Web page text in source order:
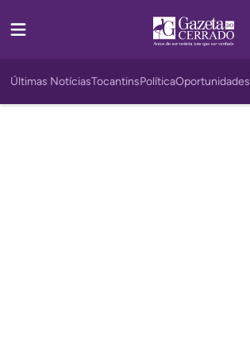
Últimas NotíciasTocantinsPolíticaOportunidades